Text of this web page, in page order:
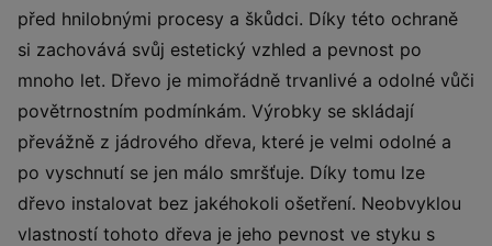
před hnilobnými procesy a škůdci. Díky této ochraně
si zachovává svůj estetický vzhled a pevnost po
mnoho let. Dřevo je mimořádně trvanlivé a odolné vůči
povětrnostním podmínkám. Výrobky se skládají
převážně z jádrového dřeva, které je velmi odolné a
po vyschnutí se jen málo smršťuje. Díky tomu lze
dřevo instalovat bez jakéhokoli ošetření. Neobvyklou
vlastností tohoto dřeva je jeho pevnost ve styku s